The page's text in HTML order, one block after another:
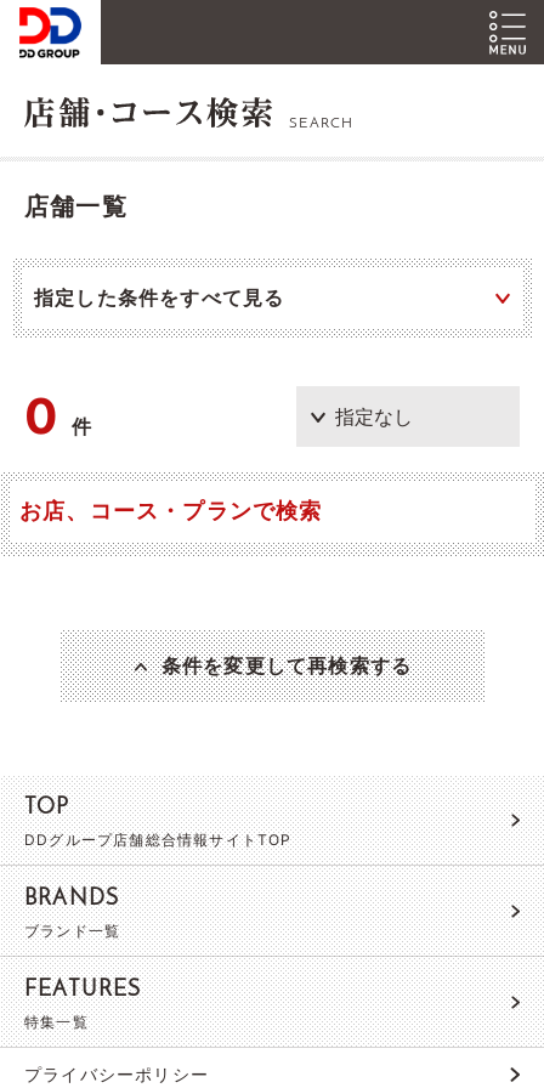
SEARCH
店舗一覧
指定した条件をすべて見る
0件
お店、コース・プランで検索
条件を変更して再検索する
TOP
DDグループ店舗総合情報サイトTOP
BRANDS
ブランド一覧
FEATURES
特集一覧
プライバシーポリシー